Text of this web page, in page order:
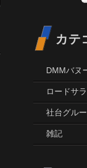
カテ
DMMバヌ
ロードサ
社台グル
雑記